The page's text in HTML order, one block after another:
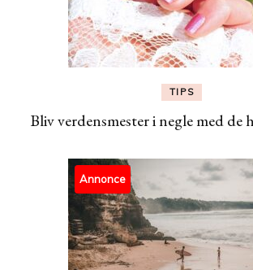
TIPS
Bliv verdensmester i negle med de
Annonce